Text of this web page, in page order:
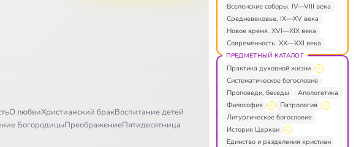
О любвиХристианский бракВоспитание детей
БогородицыПреображениеПятидесятница
Вселенские соборы. IV—VIII века
Средневековье. IX—XV века
Новое время. XVI—XIX века
Современность. XX—XXI века
ПРЕДМЕТНЫЙ КАТАЛОГ
Практика духовной жизни
Систематическое богословие
Проповеди, беседы
Апологетика
Философия
Патрология
Литургическое богословие
История Церкви
Единство и разделения христиан